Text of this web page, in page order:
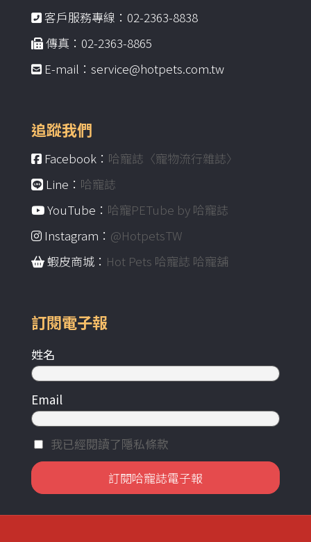
客戶服務專線：02-2363-8838
傳真：02-2363-8865
E-mail：service@hotpets.com.tw
追蹤我們
Facebook： 哈寵誌〈寵物流行雜誌〉
Line： 哈寵誌
YouTube： 哈寵PETube by 哈寵誌
Instagram： @HotpetsTW
蝦皮商城： Hot Pets 哈寵誌 哈寵舖
訂閱電子報
姓名
Email
我已經閱讀了隱私條款